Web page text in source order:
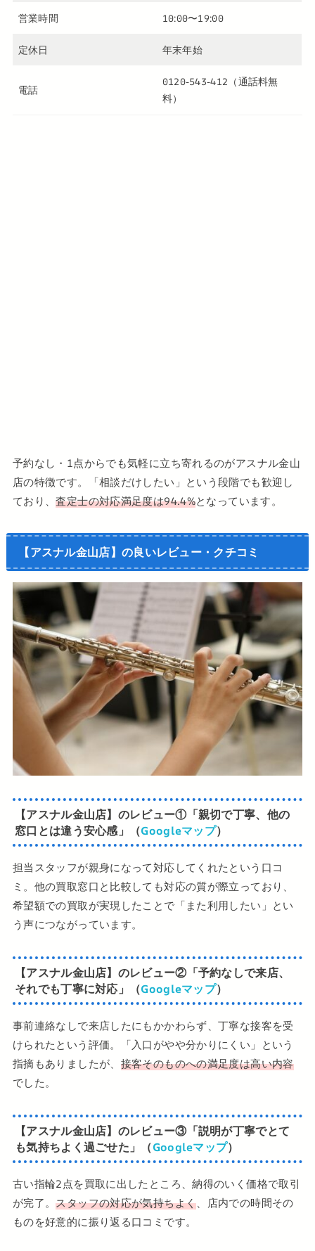
営業時間 10:00〜19:00
定休日 年末年始
電話
0120-543-412（通話料無
料）
予約なし・1点からでも気軽に立ち寄れるのがアスナル金山
店の特徴です。「相談だけしたい」という段階でも歓迎し
ており、査定士の対応満足度は94.4%となっています。
【アスナル金山店】の良いレビュー・クチコミ
【アスナル金山店】のレビュー①「親切で丁寧、他の
窓口とは違う安心感」（Googleマップ）
担当スタッフが親身になって対応してくれたという口コ
ミ。他の買取窓口と比較しても対応の質が際立っており、
希望額での買取が実現したことで「また利用したい」とい
う声につながっています。
【アスナル金山店】のレビュー②「予約なしで来店、
それでも丁寧に対応」（Googleマップ）
事前連絡なしで来店したにもかかわらず、丁寧な接客を受
けられたという評価。「入口がやや分かりにくい」という
指摘もありましたが、 接客そのものへの満足度は高い内容
でした。
【アスナル金山店】のレビュー③「説明が丁寧でとて
も気持ちよく過ごせた」（Googleマップ）
古い指輪2点を買取に出したところ、納得のいく価格で取引
が完了。スタッフの対応が気持ちよく、店内での時間その
ものを好意的に振り返る口コミです。